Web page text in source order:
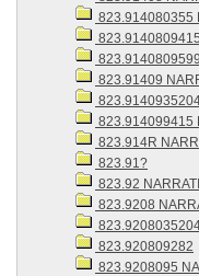
823.914080355
823.91409
823.914099415
823.914R
823.91?
823.92
823.9208
823.920809282
823.9208095